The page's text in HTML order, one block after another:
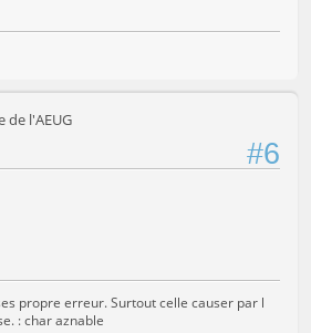
de l'AEUG
#6
propre erreur. Surtout celle causer par l
: char aznable